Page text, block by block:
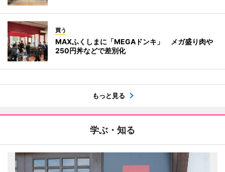
買う
MAXふくしまに「MEGAドンキ」 メガ盛り肉や
250円丼などで差別化
もっと見る
学ぶ・知る